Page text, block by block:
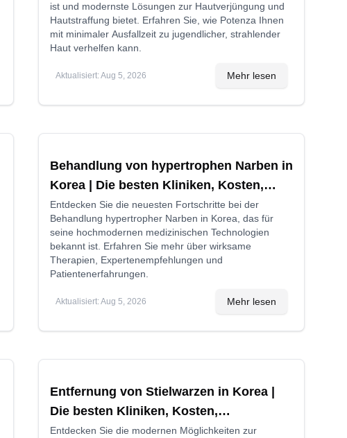
ist und modernste Lösungen zur Hautverjüngung und
Hautstraffung bietet. Erfahren Sie, wie Potenza Ihnen
mit minimaler Ausfallzeit zu jugendlicher, strahlender
Haut verhelfen kann.
Aktualisiert: Aug 5, 2026 Mehr lesen
Behandlung von hypertrophen Narben in
Korea | Die besten Kliniken, Kosten,
Behandlungsmethoden und mehr
Entdecken Sie die neuesten Fortschritte bei der
Behandlung hypertropher Narben in Korea, das für
seine hochmodernen medizinischen Technologien
bekannt ist. Erfahren Sie mehr über wirksame
Therapien, Expertenempfehlungen und
Patientenerfahrungen.
Aktualisiert: Aug 5, 2026 Mehr lesen
Entfernung von Stielwarzen in Korea |
Die besten Kliniken, Kosten,
Behandlungsmethoden und mehr
Entdecken Sie die modernen Möglichkeiten zur